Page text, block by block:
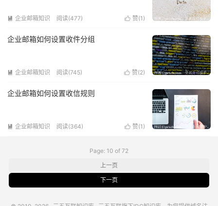
 企业邮箱知识 阅读(477)  赞(1 )
企业邮箱如何设置收件分组
 企业邮箱知识 阅读(745)  赞(2)
企业邮箱如何设置收信规则
 企业邮箱知识 阅读(364)  赞(1 )
Page: 10 of 72
上一页
下一页